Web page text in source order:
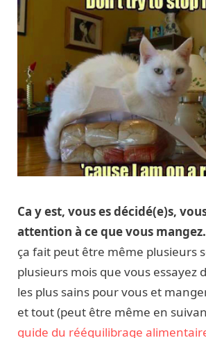
Ca y est, vous es décidé(e)s,
attention à ce que vous mangez.
ça fait peut être même plusieurs
plusieurs mois que vous essayez
les plus sains pour vous et
et tout (peut être même en
guide du rééquilibrage